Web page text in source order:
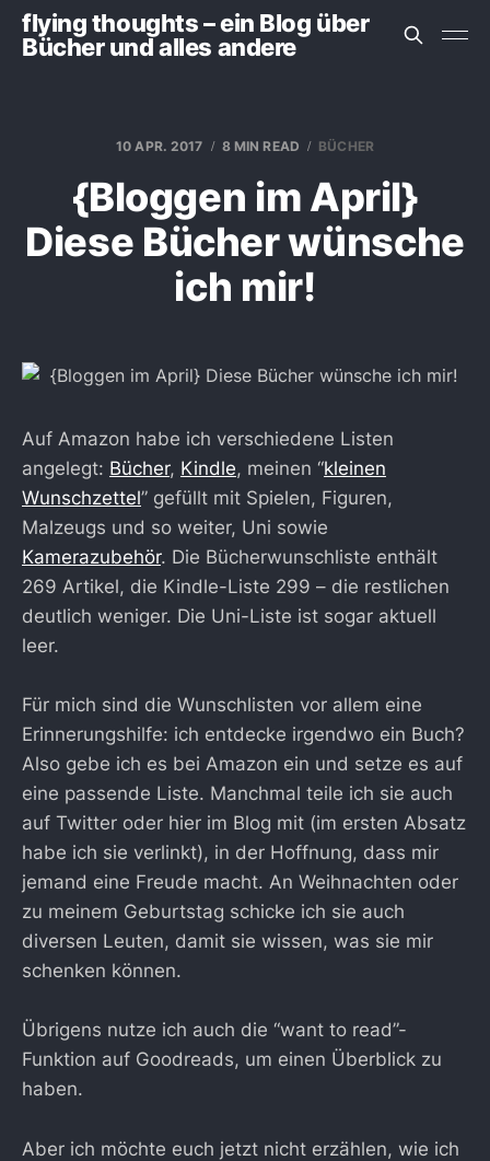
flying thoughts – ein Blog über
Bücher und alles andere
10 APR. 2017 8 MIN READ BÜCHER
{Bloggen im April}
Diese Bücher wünsche
ich mir!
Auf Amazon habe ich verschiedene Listen
angelegt: Bücher, Kindle, meinen “kleinen
Wunschzettel” gefüllt mit Spielen, Figuren,
Malzeugs und so weiter, Uni sowie
Kamerazubehör. Die Bücherwunschliste enthält
269 Artikel, die Kindle-Liste 299 – die restlichen
deutlich weniger. Die Uni-Liste ist sogar aktuell
leer.
Für mich sind die Wunschlisten vor allem eine
Erinnerungshilfe: ich entdecke irgendwo ein Buch?
Also gebe ich es bei Amazon ein und setze es auf
eine passende Liste. Manchmal teile ich sie auch
auf Twitter oder hier im Blog mit (im ersten Absatz
habe ich sie verlinkt), in der Hoffnung, dass mir
jemand eine Freude macht. An Weihnachten oder
zu meinem Geburtstag schicke ich sie auch
diversen Leuten, damit sie wissen, was sie mir
schenken können.
Übrigens nutze ich auch die “want to read”-
Funktion auf Goodreads, um einen Überblick zu
haben.
Aber ich möchte euch jetzt nicht erzählen, wie ich